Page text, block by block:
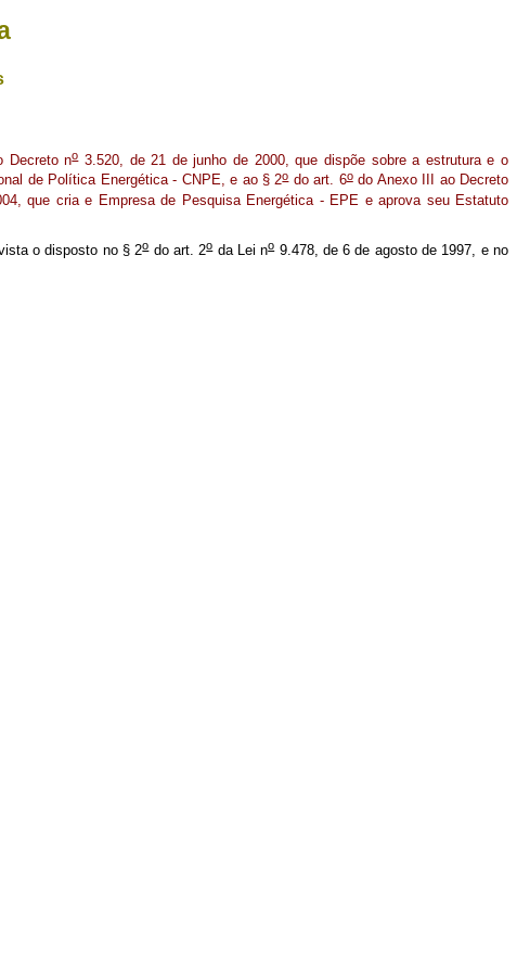
Decreto no3.520, de 21 de junho de 2000, que dispõe sobre a estrutura e o
de Política Energética - CNPE, e ao § 2odo art. 6odo Anexo III ao Decreto
que cria e Empresa de Pesquisa Energética - EPE e aprova seu Estatuto
o disposto no § 2odo art. 2oda Lei no9.478, de 6 de agosto de 1997, e no